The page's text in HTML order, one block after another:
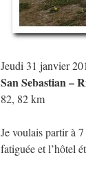
Jeudi 31 janvier
San Sebastian –
82, 82 km
Je voulais partir à
fatiguée et l’hôtel